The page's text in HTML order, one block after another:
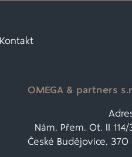
Kontakt
OMEGA & partners
Nám. Přem. Ot. II
České Budějovice, 370